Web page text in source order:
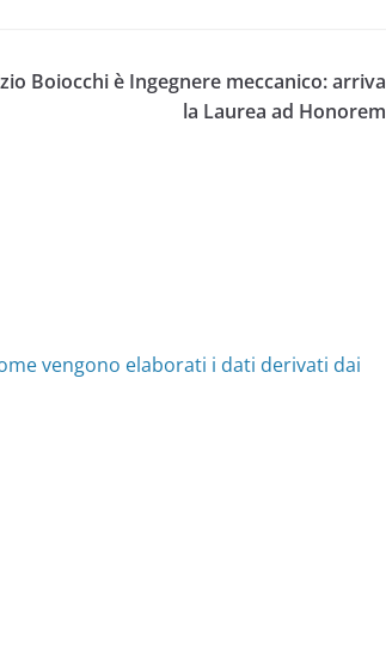
Boiocchi è Ingegnere meccanico: arriva
la Laurea ad Honorem
vengono elaborati i dati derivati dai